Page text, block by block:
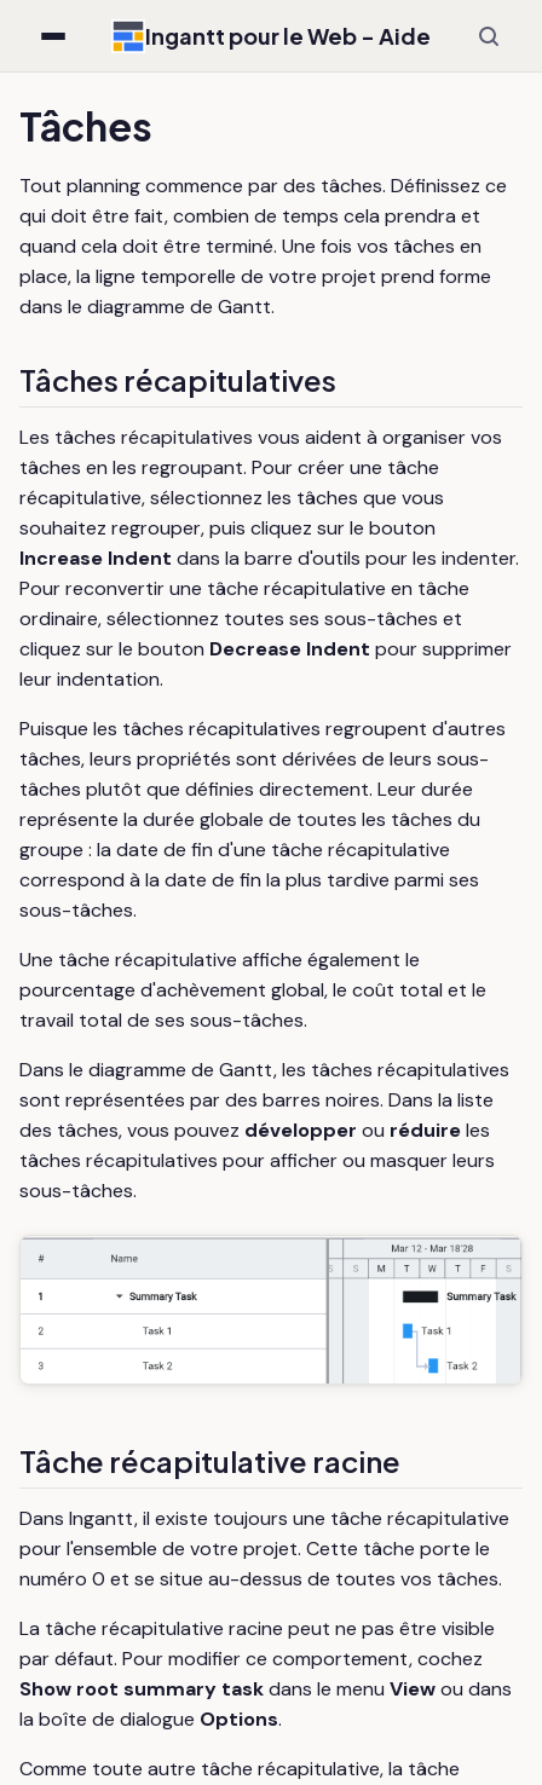
Ingantt pour le Web - Aide
Tâches
Tout planning commence par des tâches. Définissez ce
qui doit être fait, combien de temps cela prendra et
quand cela doit être terminé. Une fois vos tâches en
place, la ligne temporelle de votre projet prend forme
dans le diagramme de Gantt.
Tâches récapitulatives
Les tâches récapitulatives vous aident à organiser vos
tâches en les regroupant. Pour créer une tâche
récapitulative, sélectionnez les tâches que vous
souhaitez regrouper, puis cliquez sur le bouton
Increase Indent dans la barre d'outils pour les indenter.
Pour reconvertir une tâche récapitulative en tâche
ordinaire, sélectionnez toutes ses sous-tâches et
cliquez sur le bouton Decrease Indent pour supprimer
leur indentation.
Puisque les tâches récapitulatives regroupent d'autres
tâches, leurs propriétés sont dérivées de leurs sous-
tâches plutôt que définies directement. Leur durée
représente la durée globale de toutes les tâches du
groupe : la date de fin d'une tâche récapitulative
correspond à la date de fin la plus tardive parmi ses
sous-tâches.
Une tâche récapitulative affiche également le
pourcentage d'achèvement global, le coût total et le
travail total de ses sous-tâches.
Dans le diagramme de Gantt, les tâches récapitulatives
sont représentées par des barres noires. Dans la liste
des tâches, vous pouvez développer ou réduireles
tâches récapitulatives pour afficher ou masquer leurs
sous-tâches.
Tâche récapitulative racine
Dans Ingantt, il existe toujours une tâche récapitulative
pour l'ensemble de votre projet. Cette tâche porte le
numéro 0 et se situe au-dessus de toutes vos tâches.
La tâche récapitulative racine peut ne pas être visible
par défaut. Pour modifier ce comportement, cochez
Show root summary taskdans le menu Viewou dans
la boîte de dialogue Options.
Comme toute autre tâche récapitulative, la tâche